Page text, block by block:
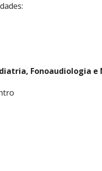
Fonoaudiologia e